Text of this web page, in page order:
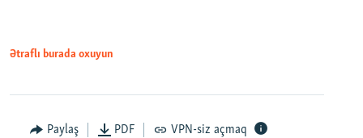
Ətraflı burada oxuyun
Paylaş PDF VPN-siz açmaq